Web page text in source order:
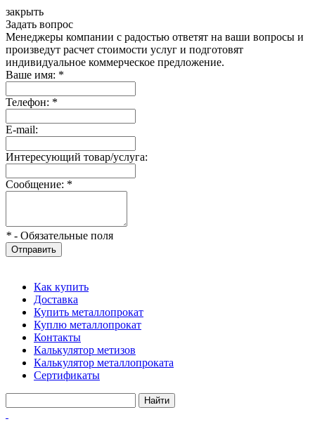
закрыть
Задать вопрос
Менеджеры компании с радостью ответят на ваши вопросы и
произведут расчет стоимости услуг и подготовят
индивидуальное коммерческое предложение.
Ваше имя: *
Телефон: *
E-mail:
Интересующий товар/услуга:
Сообщение: *
* - Обязательные поля
Отправить
Как купить
Доставка
Купить металлопрокат
Куплю металлопрокат
Контакты
Калькулятор метизов
Калькулятор металлопроката
Сертификаты